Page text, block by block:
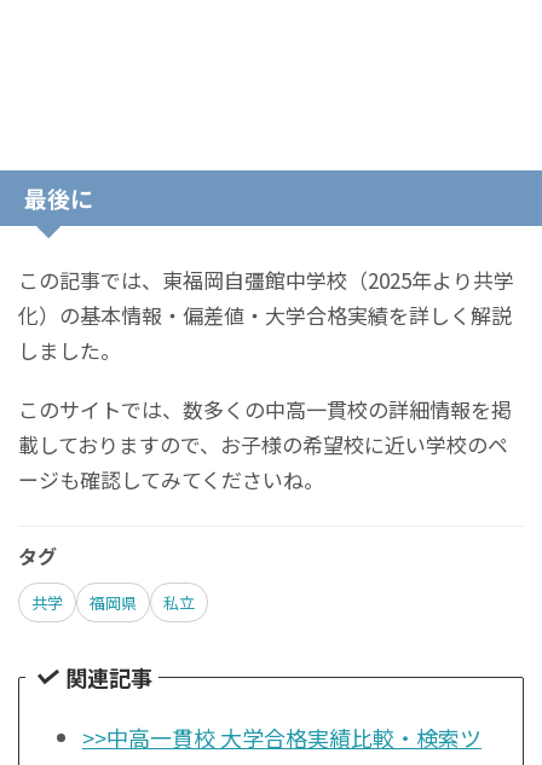
最後に
この記事では、東福岡自彊館中学校（2025年より共学
化）の基本情報・偏差値・大学合格実績を詳しく解説
しました。
このサイトでは、数多くの中高一貫校の詳細情報を掲
載しておりますので、お子様の希望校に近い学校のペ
ージも確認してみてくださいね。
タグ
共学 福岡県 私立
関連記事
>>中高一貫校 大学合格実績比較・検索ツ